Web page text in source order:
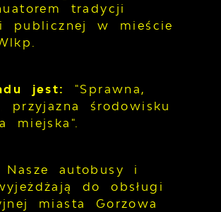
tradycji
publicznej w mieście
jest: "Sprawna,
przyjazna środowisku
miejska".
Nasze autobusy i
do obsługi
miasta Gorzowa